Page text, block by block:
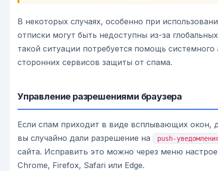
В некоторых случаях, особенно при
отписки могут быть недоступны из-за
такой ситуации потребуется помощь
сторонних сервисов защиты от спама.
Управление разрешениями браузера
Если спам приходит в виде всплывающих окон,
вы случайно дали разрешение на
push-
сайта. Исправить это можно через меню
Chrome, Firefox, Safari или Edge.